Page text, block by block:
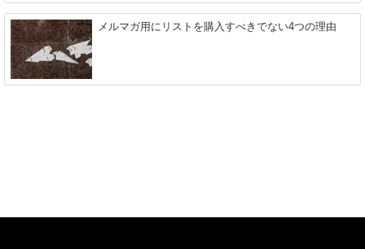
メルマガ用にリストを購入すべきでない4つの理由